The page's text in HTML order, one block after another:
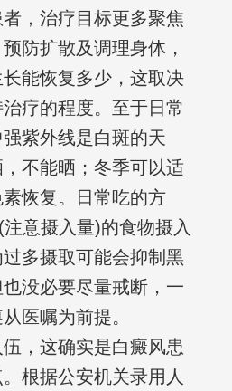
，治疗目标更多聚焦
防扩散及调理身体，
能恢复多少，这取决
疗的程度。至于日常
紫外线是白斑的天
不能晒；冬季可以适
恢复。日常吃的方
意摄入量)的食物摄入
多摄取可能会抑制黑
没必要尽量戒断，一
医嘱为前提。
，这确实是白癜风患
根据公安机关录用人